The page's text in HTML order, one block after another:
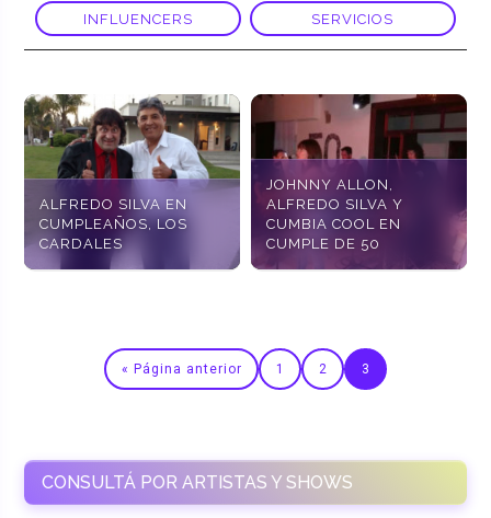
INFLUENCERS SERVICIOS
ALFREDO SILVA EN
CUMPLEAÑOS, LOS
CARDALES
JOHNNY ALLON,
ALFREDO SILVA Y
CUMBIA COOL EN
CUMPLE DE 50
« Página anterior 1 2 3
CONSULTÁ POR ARTISTAS Y SHOWS